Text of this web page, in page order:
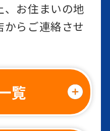
、お住まいの地
らご連絡させ
覧